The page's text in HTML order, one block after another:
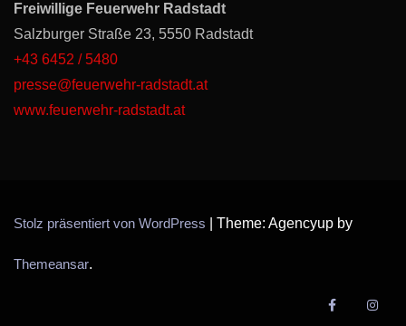
Freiwillige Feuerwehr Radstadt
Salzburger Straße 23, 5550 Radstadt
+43 6452 / 5480
presse@feuerwehr-radstadt.at
www.feuerwehr-radstadt.at
Stolz präsentiert von WordPress Theme: Agencyup by
Themeansar.